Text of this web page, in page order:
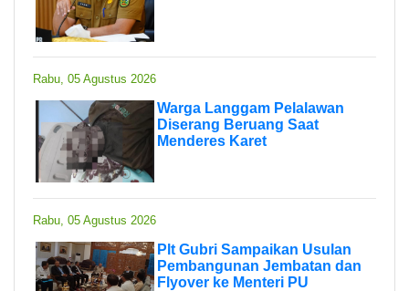
Rabu, 05 Agustus 2026
Warga Langgam Pelalawan
Diserang Beruang Saat
Menderes Karet
Rabu, 05 Agustus 2026
Plt Gubri Sampaikan Usulan
Pembangunan Jembatan dan
Flyover ke Menteri PU